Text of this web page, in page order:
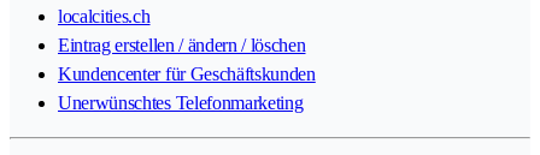
localcities.ch
Eintrag erstellen / ändern / löschen
Kundencenter für Geschäftskunden
Unerwünschtes Telefonmarketing